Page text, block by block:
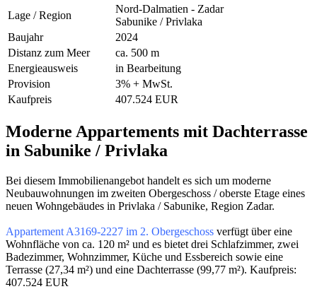
Lage / Region
Nord-Dalmatien - Zadar
Sabunike / Privlaka
Baujahr
2024
Distanz zum Meer
ca. 500 m
Energieausweis
in Bearbeitung
Provision
3% + MwSt.
Kaufpreis
407.524 EUR
Moderne Appartements mit Dachterrasse
in Sabunike / Privlaka
Bei diesem Immobilienangebot handelt es sich um moderne
Neubauwohnungen im zweiten Obergeschoss / oberste Etage eines
neuen Wohngebäudes in Privlaka / Sabunike, Region Zadar.
Appartement A3169-2227 im 2. Obergeschoss verfügt über eine
Wohnfläche von ca. 120 m² und es bietet drei Schlafzimmer, zwei
Badezimmer, Wohnzimmer, Küche und Essbereich sowie eine
Terrasse (27,34 m²) und eine Dachterrasse (99,77 m²). Kaufpreis:
407.524 EUR